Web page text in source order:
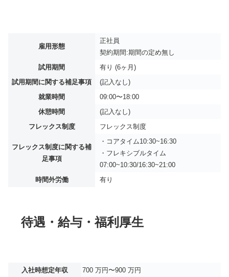
雇用形態
正社員
契約期間:期間の定め無し
試用期間
有り (6ヶ月)
試用期間に関する補足事項
(記入なし)
就業時間
09:00〜18:00
休憩時間
(記入なし)
フレックス制度
フレックス制度
フレックス制度に関する補
足事項
・コアタイム10:30~16:30
・フレキシブルタイム
07:00~10:30/16:30~21:00
時間外労働
有り
待遇・給与・福利厚生
入社時想定年収
700 万円〜900 万円